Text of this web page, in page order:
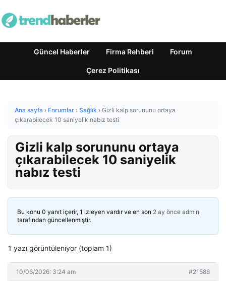
Güncel Haberler Firma Rehberi Forum
Çerez Politikası
Ana sayfa › Forumlar › Sağlık › Gizli kalp sorununu ortaya
çıkarabilecek 10 saniyelik nabız testi
Gizli kalp sorununu ortaya
çıkarabilecek 10 saniyelik
nabız testi
Bu konu 0 yanıt içerir, 1 izleyen vardır ve en son 2 ay önce admin
tarafından güncellenmiştir.
1 yazı görüntüleniyor (toplam 1)
10/06/2026: 3:24 am #21586